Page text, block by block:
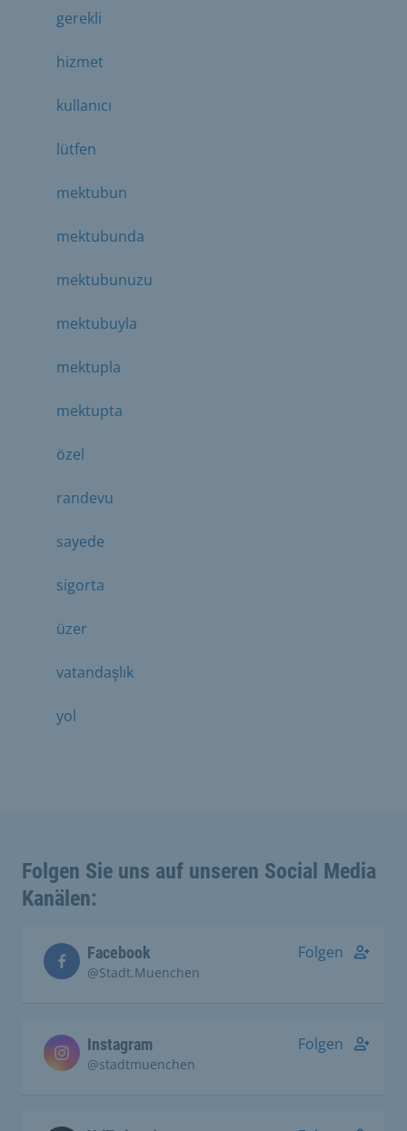
gerekli
hizmet
kullanıcı
lütfen
mektubun
mektubunda
mektubunuzu
mektubuyla
mektupla
mektupta
özel
randevu
sayede
sigorta
üzer
vatandaşlık
yol
Folgen Sie uns auf unseren Social Media
Kanälen:
Facebook
@Stadt.Muenchen
Folgen
Instagram
@stadtmuenchen
Folgen